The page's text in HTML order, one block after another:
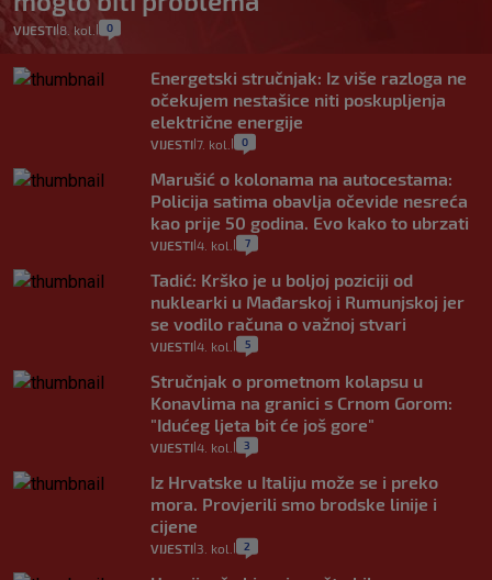
VIJESTI 8. kol. 0
Energetski stručnjak: Iz više razloga ne
očekujem nestašice niti poskupljenja
električne energije
VIJESTI 7. kol. 0
Marušić o kolonama na autocestama:
Policija satima obavlja očevide nesreća
kao prije 50 godina. Evo kako to ubrzati
VIJESTI 4. kol. 7
Tadić: Krško je u boljoj poziciji od
nuklearki u Mađarskoj i Rumunjskoj jer
se vodilo računa o važnoj stvari
VIJESTI 4. kol. 5
Stručnjak o prometnom kolapsu u
Konavlima na granici s Crnom Gorom:
"Idućeg ljeta bit će još gore"
VIJESTI 4. kol. 3
Iz Hrvatske u Italiju može se i preko
mora. Provjerili smo brodske linije i
cijene
VIJESTI 3. kol. 2